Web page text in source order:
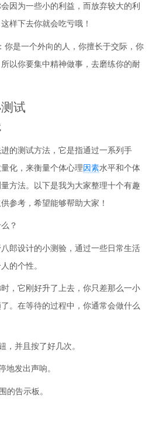
因为一些小的利益，而放弃较大的利
样下去你就会吃亏哦！
你是一个外向的人，你擅长于交际，你
以你要集中精神做事，去磨练你的耐
试
的测试方法，它是指通过一系列手
化，来衡量个体心理因素水平和个体
方法。以下是我为大家整理十个有趣
参考，希望能够帮助大家！
？
郎设计的小测验，通过一些日常生活
的个性。
，它刚好升了上去，你只差那么一小
。在等待的过程中，你通常会做什么
，并且按了好几次。
地发出声响。
的告示板。